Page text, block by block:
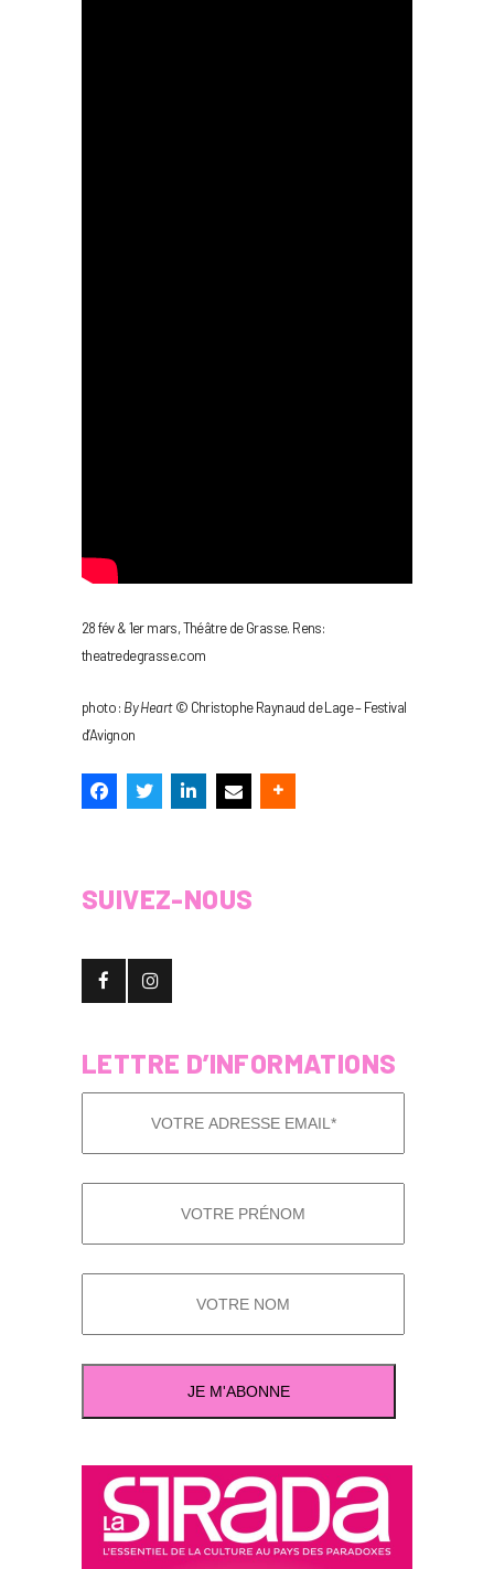
28 fév & 1er mars, Théâtre de Grasse. Rens:
theatredegrasse.com
photo : By Heart© Christophe Raynaud de Lage – Festival
d’Avignon
SUIVEZ-NOUS
LETTRE D’INFORMATIONS